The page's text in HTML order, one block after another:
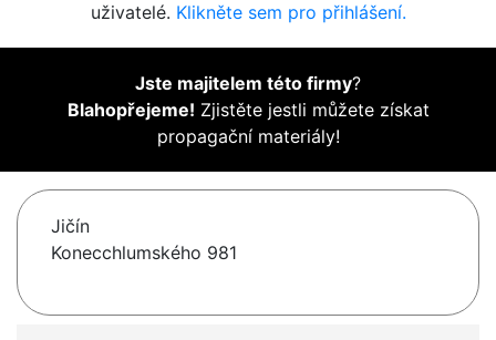
uživatelé. Klikněte sem pro přihlášení.
Jste majitelem této firmy?
Blahopřejeme! Zjistěte jestli můžete získat
propagační materiály!
Jičín
Konecchlumského 981